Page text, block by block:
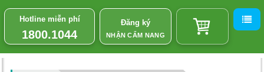
Hotline miễn phí
1800.1044
Đăng ký
NHẬN CẨM NANG